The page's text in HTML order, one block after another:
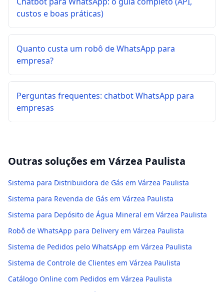
custos e boas práticas)
Quanto custa um robô de WhatsApp para
empresa?
Perguntas frequentes: chatbot WhatsApp para
empresas
Outras soluções em Várzea Paulista
Sistema para Distribuidora de Gás em Várzea Paulista
Sistema para Revenda de Gás em Várzea Paulista
Sistema para Depósito de Água Mineral em Várzea Paulista
Robô de WhatsApp para Delivery em Várzea Paulista
Sistema de Pedidos pelo WhatsApp em Várzea Paulista
Sistema de Controle de Clientes em Várzea Paulista
Catálogo Online com Pedidos em Várzea Paulista